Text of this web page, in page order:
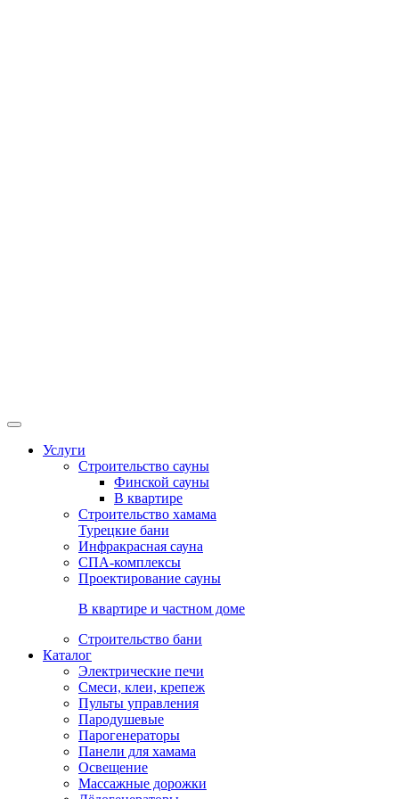
Услуги
Строительство сауны
Финской сауны
В квартире
Строительство хамама
Турецкие бани
Инфракрасная сауна
СПА-комплексы
Проектирование сауны
В квартире и частном доме
Строительство бани
Каталог
Электрические печи
Смеси, клеи, крепеж
Пульты управления
Пародушевые
Парогенераторы
Панели для хамама
Освещение
Массажные дорожки